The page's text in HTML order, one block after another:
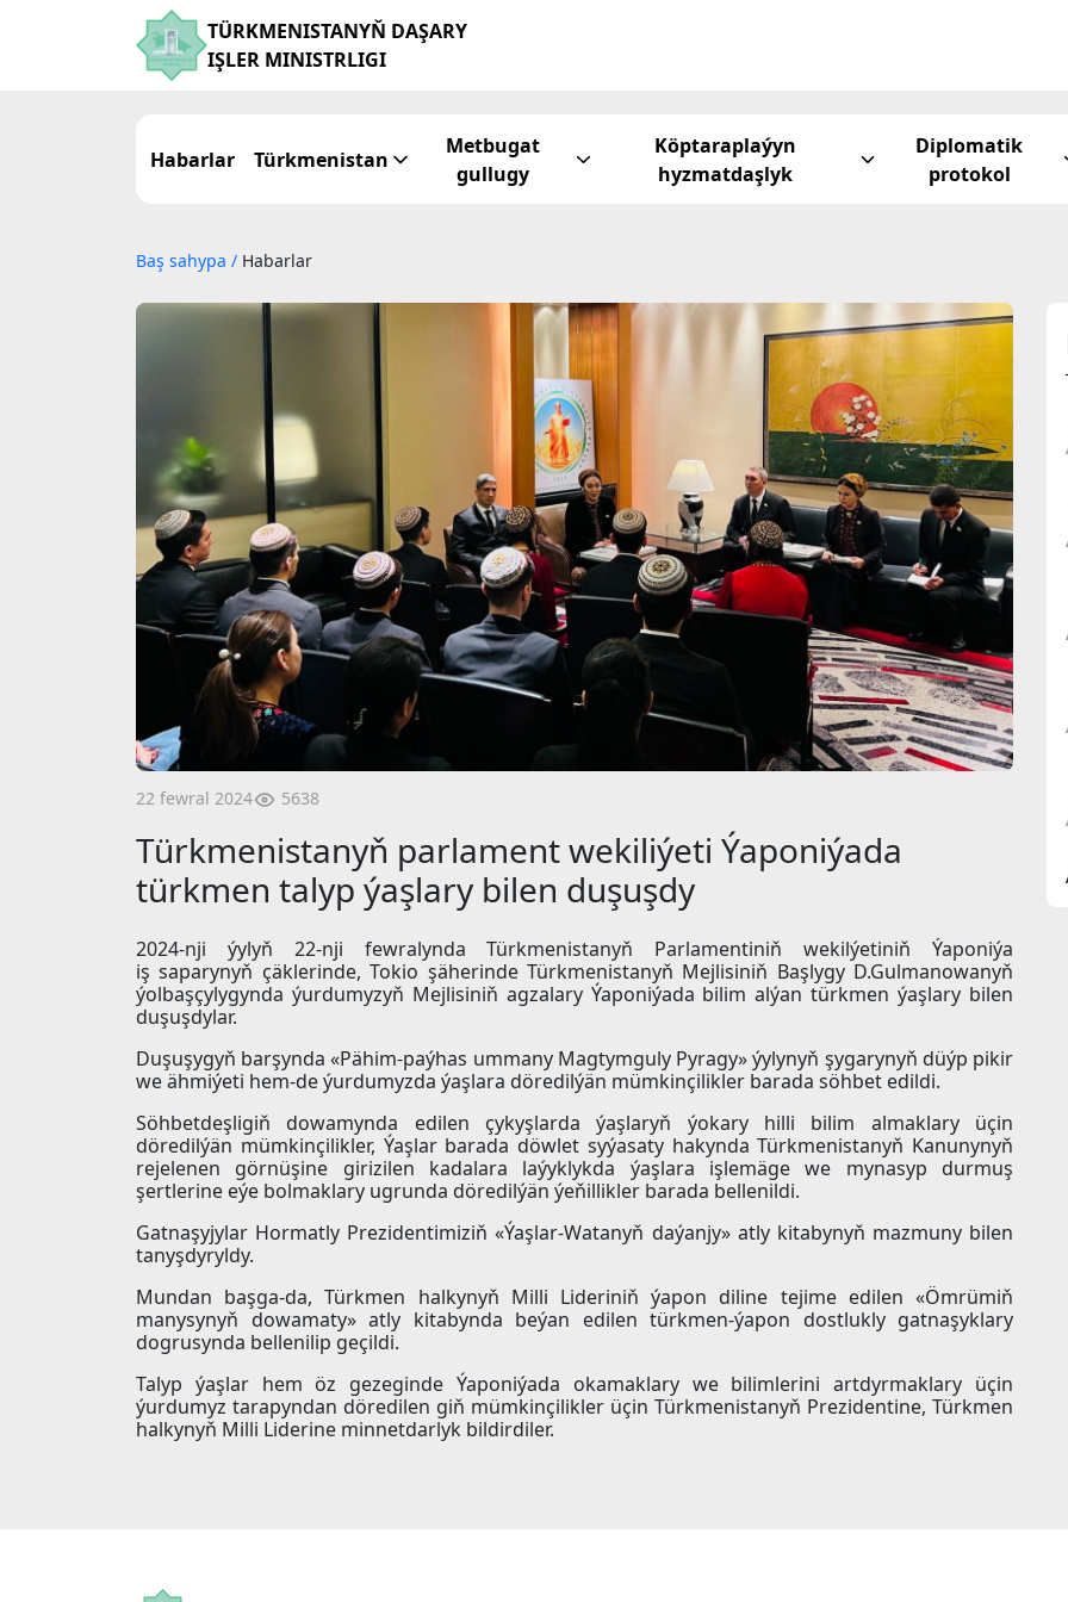
TÜRKMENISTANYŇ DAŞARY
IŞLER MINISTRLIGI
Habarlar Türkmenistan
Metbugat
gullugy
Köptaraplaýyn
hyzmatdaşlyk
Diplomatik
protokol
Baş sahypa / Habarlar
22 fewral 2024 5638
Türkmenistanyň parlament wekiliýeti Ýaponiýada
türkmen talyp ýaşlary bilen duşuşdy
2024-nji ýylyň 22-nji fewralynda Türkmenistanyň Parlamentiniň wekilýetiniň Ýaponiýa
iş saparynyň çäklerinde, Tokio şäherinde Türkmenistanyň Mejlisiniň Başlygy D.Gulmanowanyň
ýolbaşçylygynda ýurdumyzyň Mejlisiniň agzalary Ýaponiýada bilim alýan türkmen ýaşlary bilen
duşuşdylar.
Duşuşygyň barşynda «Pähim-paýhas ummany Magtymguly Pyragy» ýylynyň şygarynyň düýp pikir
we ähmiýeti hem-de ýurdumyzda ýaşlara döredilýän mümkinçilikler barada söhbet edildi.
Söhbetdeşligiň dowamynda edilen çykyşlarda ýaşlaryň ýokary hilli bilim almaklary üçin
döredilýän mümkinçilikler, Ýaşlar barada döwlet syýasaty hakynda Türkmenistanyň Kanunynyň
rejelenen görnüşine girizilen kadalara laýyklykda ýaşlara işlemäge we mynasyp durmuş
şertlerine eýe bolmaklary ugrunda döredilýän ýeňillikler barada bellenildi.
Gatnaşyjylar Hormatly Prezidentimiziň «Ýaşlar-Watanyň daýanjy» atly kitabynyň mazmuny bilen
tanyşdyryldy.
Mundan başga-da, Türkmen halkynyň Milli Lideriniň ýapon diline tejime edilen «Ömrümiň
manysynyň dowamaty» atly kitabynda beýan edilen türkmen-ýapon dostlukly gatnaşyklary
dogrusynda bellenilip geçildi.
Talyp ýaşlar hem öz gezeginde Ýaponiýada okamaklary we bilimlerini artdyrmaklary üçin
ýurdumyz tarapyndan döredilen giň mümkinçilikler üçin Türkmenistanyň Prezidentine, Türkmen
halkynyň Milli Liderine minnetdarlyk bildirdiler.